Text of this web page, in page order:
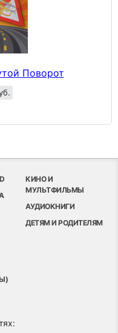
Поворот
КИНО И
МУЛЬТФИЛЬМЫ
АУДИОКНИГИ
ДЕТЯМ И РОДИТЕЛЯМ